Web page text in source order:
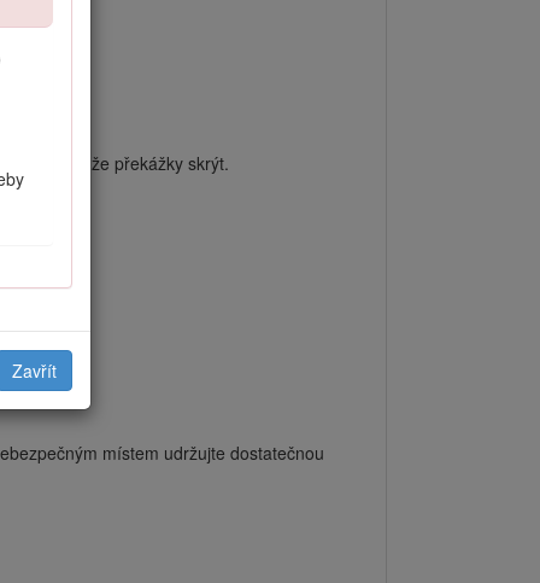
Zavřít
tráva může překážky skrýt.
místem udržujte dostatečnou